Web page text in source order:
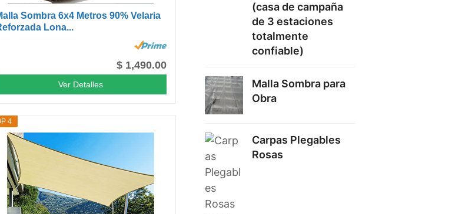
Sombra 6x4 Metros 90% Velaria
Lona...
$ 1,490.00
Ver Detalles
4
(casa de campaña
de 3 estaciones
totalmente
confiable)
Malla Sombra para
Obra
Carpas Plegables
Rosas